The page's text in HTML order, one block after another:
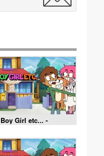
Boy Girl etc... -
Monsieur Dog